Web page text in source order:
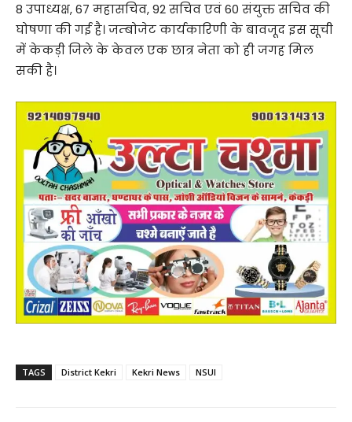
8 उपाध्यक्ष, 67 महासचिव, 92 सचिव एवं 60 संयुक्त सचिव की
घोषणा की गई है। जम्बोजेट कार्यकारिणी के बावजूद इस सूची
में केकड़ी जिले के केवल एक छात्र नेता को ही जगह मिल
सकी है।
TAGS District Kekri Kekri News NSUI